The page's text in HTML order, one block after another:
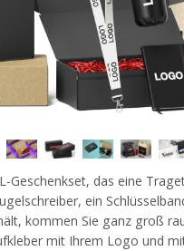
Geschenkset, das eine
ein
kommen Sie ganz groß
mit Ihrem Logo und